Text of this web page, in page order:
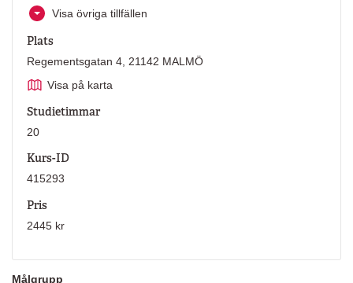
Målgrupp
Visa övriga tillfällen
Plats
Regementsgatan 4, 21142 MALMÖ
Visa på karta
Studietimmar
20
Kurs-ID
415293
Pris
2445 kr